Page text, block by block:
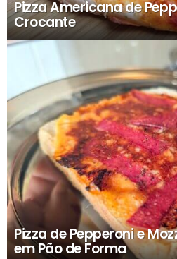
Pizza Americana de
Crocante
Pizza de Pepperoni e
em Pão de Forma